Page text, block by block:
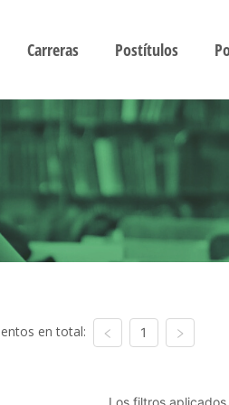
Carreras Postítulos
en total: 1
Los filtros